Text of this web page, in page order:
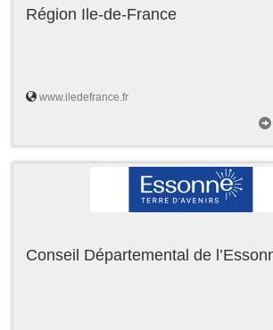
Région Ile-de-France
www.iledefrance.fr
Conseil Départemental de